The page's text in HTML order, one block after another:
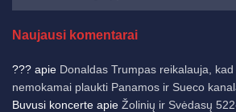
Naujausi komentarai
??? apie Donaldas Trumpas reikalauja,
nemokamai plaukti Panamos ir Sueco
Buvusi koncerte apie Žolinių ir Svėdasų